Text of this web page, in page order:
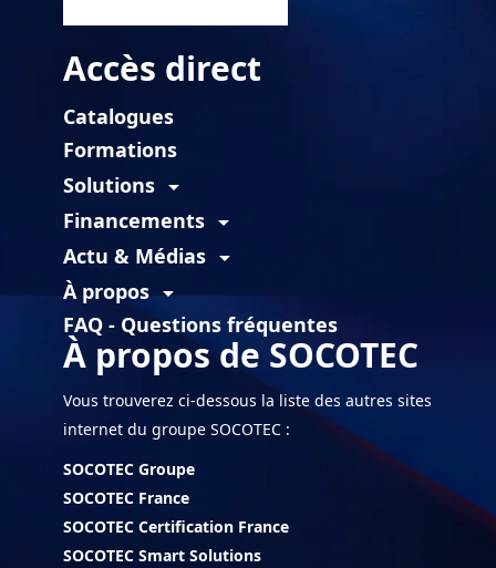
Accès direct
Catalogues
Formations
Solutions arrow_drop_down
Financements arrow_drop_down
Actu & Médias arrow_drop_down
À proposarrow_drop_down
FAQ - Questions fréquentes
À propos de SOCOTEC
Vous trouverez ci-dessous la liste des autres sites
internet du groupe SOCOTEC :
SOCOTEC Groupe
SOCOTEC France
SOCOTEC Certification France
SOCOTEC Smart Solutions